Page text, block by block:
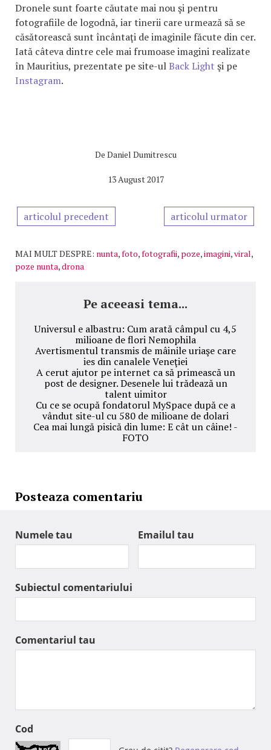
Dronele sunt foarte căutate mai nou şi pentru
fotografiile de logodnă, iar tinerii care urmează să se
căsătorească sunt încântaţi de imaginile făcute din cer.
Iată câteva dintre cele mai frumoase imagini realizate
în Mauritius, prezentate pe site-ulBack Light şi pe
Instagram.
De Daniel Dumitrescu
13 August 2017
articolul precedent articolul urmator
MAI MULT DESPRE: nunta,foto,fotografii, poze,imagini,viral,
poze nunta,drona
Pe aceeasi tema...
Universul e albastru: Cum arată câmpul cu 4,5
milioane de flori Nemophila
Avertismentul transmis de mâinile uriaşe care
ies din canalele Veneţiei
A cerut ajutor pe internet ca să primească un
post de designer. Desenele lui trădează un
talent uimitor
Cu ce se ocupă fondatorul MySpace după ce a
vândut site-ul cu 580 de milioane de dolari
Cea mai lungă pisică din lume: E cât un câine! -
FOTO
Posteaza comentariu
Numele tau Emailul tau
Subiectul comentariului
Comentariul tau
Cod